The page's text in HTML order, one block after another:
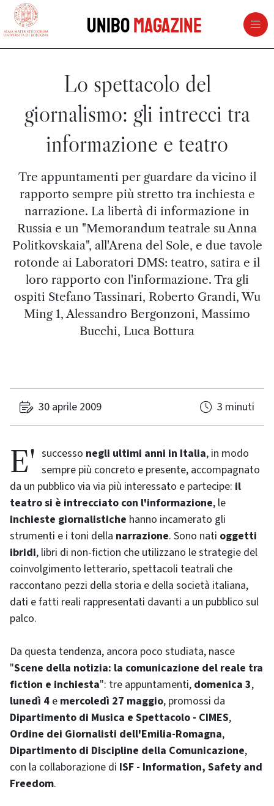
vai al contenuto della pagina
UniboMagazine
Lo spettacolo del
giornalismo: gli intrecci tra
informazione e teatro
Tre appuntamenti per guardare da vicino il
rapporto sempre più stretto tra inchiesta e
narrazione. La libertà di informazione in
Russia e un "Memorandum teatrale su Anna
Politkovskaia", all'Arena del Sole, e due tavole
rotonde ai Laboratori DMS: teatro, satira e il
loro rapporto con l'informazione. Tra gli
ospiti Stefano Tassinari, Roberto Grandi, Wu
Ming 1, Alessandro Bergonzoni, Massimo
Bucchi, Luca Bottura
30 aprile 2009 3 minuti
E' successo negli ultimi anni in Italia, in modo
sempre più concreto e presente, accompagnato
da un pubblico via via più interessato e partecipe: il
teatro si è intrecciato con l'informazione, le
inchieste giornalistiche hanno incamerato gli
strumenti e i toni della narrazione. Sono nati oggetti
ibridi, libri di non-fiction che utilizzano le strategie del
coinvolgimento letterario, spettacoli teatrali che
raccontano pezzi della storia e della società italiana,
dati e fatti reali rappresentati davanti a un pubblico sul
palco.
Da questa tendenza, ancora poco studiata, nasce
"Scene della notizia: la comunicazione del reale tra
fiction e inchiesta": tre appuntamenti, domenica 3,
lunedì 4 e mercoledì 27 maggio, promossi da
Dipartimento di Musica e Spettacolo - CIMES,
Ordine dei Giornalisti dell'Emilia-Romagna,
Dipartimento di Discipline della Comunicazione,
con la collaborazione di ISF - Information, Safety and
Freedom.